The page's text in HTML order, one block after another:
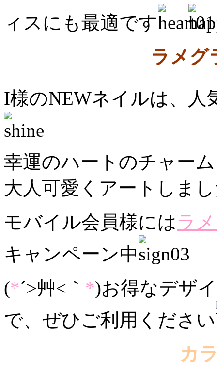
ィスにも最適です
ラメグ
I様のNEWネイルは、人
幸運のハートのチャー
大人可愛くアートしま
モバイル会員様にはラ
キャンペーン中
(*´>艸<｀ *)お得なデザ
で、ぜひご利用ください
カ